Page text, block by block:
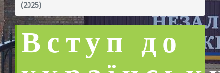
(2025)
Вступ до